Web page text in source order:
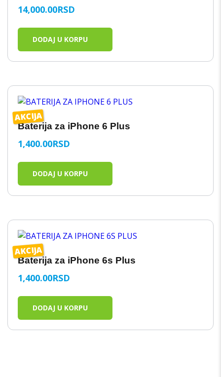
OCENJENO
SA
14,000.00RSD
DODAJ U KORPU
AKCIJA
Baterija za iPhone 6 Plus
1,400.00RSD
DODAJ U KORPU
AKCIJA
Baterija za iPhone 6s Plus
1,400.00RSD
DODAJ U KORPU